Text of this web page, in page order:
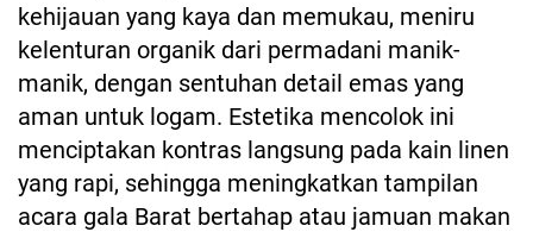
kehijauan yang kaya dan memukau, meniru
kelenturan organik dari permadani manik-
manik, dengan sentuhan detail emas yang
aman untuk logam. Estetika mencolok ini
menciptakan kontras langsung pada kain linen
yang rapi, sehingga meningkatkan tampilan
acara gala Barat bertahap atau jamuan makan